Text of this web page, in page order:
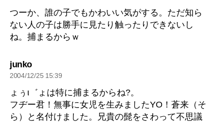
つーか、誰の子でもかわいい気がする。ただ知ら
ない人の子は勝手に見たり触ったりできないし
ね。捕まるからｗ
junkoの
発
2004/12/25 15:39
ょぅι゛ょは特に捕まるからね?。
フヂー君！無事に女児を生みましたYO！蒼来（そ
ら）と名付けました。兄貴の髭をさわって不思議